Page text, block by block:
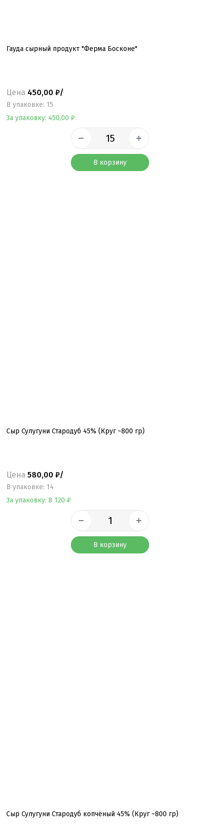
Гауда сырный продукт "Ферма Босконе"
Цена 450,00 ₽/
B упаковке: 15
За упаковку: 450,00 ₽
В корзину
Сыр Сулугуни Стародуб 45% (Круг ~800 гр)
Цена 580,00 ₽/
B упаковке: 14
За упаковку: 8 120 ₽
В корзину
Сыр Сулугуни Стародуб копчёный 45% (Круг ~800 гр)